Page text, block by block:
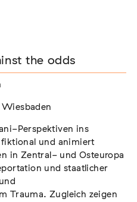
/ DER FADEN,
2026 Augsburg
the odds
Perspektiven ins
und animiert
in Zentral- und Osteuropa
und staatlicher
Trauma. Zugleich zeigen